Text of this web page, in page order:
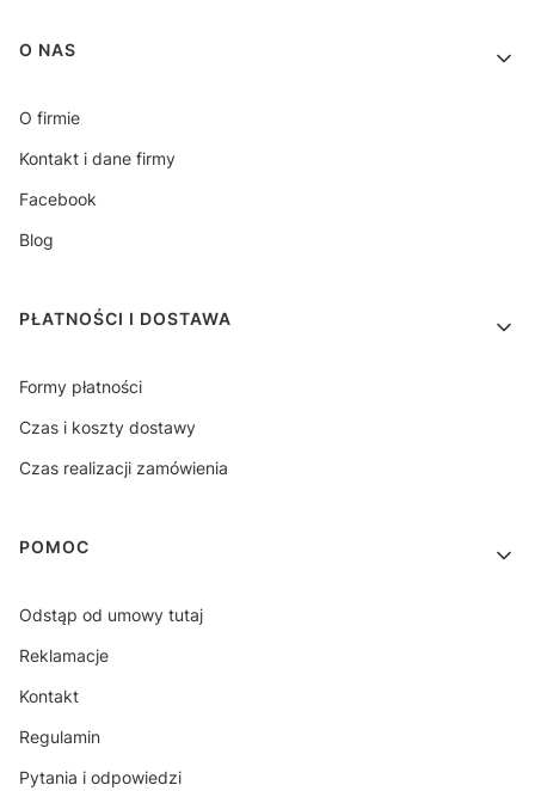
Linki w stopce
O NAS
O firmie
Kontakt i dane firmy
Facebook
Blog
PŁATNOŚCI I DOSTAWA
Formy płatności
Czas i koszty dostawy
Czas realizacji zamówienia
POMOC
Odstąp od umowy tutaj
Reklamacje
Kontakt
Regulamin
Pytania i odpowiedzi